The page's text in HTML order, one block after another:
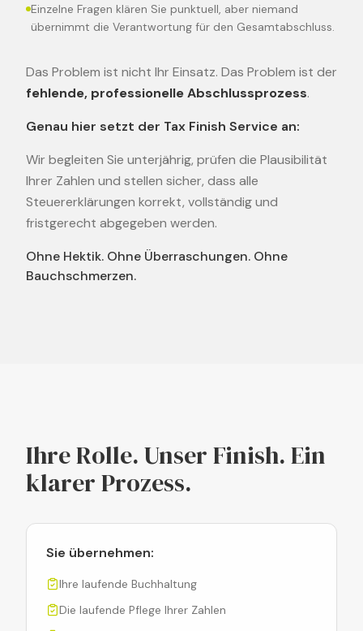
Einzelne Fragen klären Sie punktuell, aber niemand
übernimmt die Verantwortung für den Gesamtabschluss.
Das Problem ist nicht Ihr Einsatz. Das Problem ist der
fehlende, professionelle Abschlussprozess.
Genau hier setzt der Tax Finish Service an:
Wir begleiten Sie unterjährig, prüfen die Plausibilität
Ihrer Zahlen und stellen sicher, dass alle
Steuererklärungen korrekt, vollständig und
fristgerecht abgegeben werden.
Ohne Hektik. Ohne Überraschungen. Ohne
Bauchschmerzen.
Ihre Rolle. Unser Finish. Ein
klarer Prozess.
Sie übernehmen:
Ihre laufende Buchhaltung
Die laufende Pflege Ihrer Zahlen